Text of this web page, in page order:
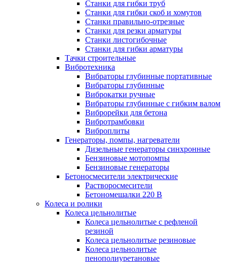
Станки для гибки труб
Станки для гибки скоб и хомутов
Станки правильно-отрезные
Станки для резки арматуры
Станки листогибочные
Станки для гибки арматуры
Тачки строительные
Вибротехника
Вибраторы глубинные портативные
Вибраторы глубинные
Виброкатки ручные
Вибраторы глубинные с гибким валом
Виброрейки для бетона
Вибротрамбовки
Виброплиты
Генераторы, помпы, нагреватели
Дизельные генераторы синхронные
Бензиновые мотопомпы
Бензиновые генераторы
Бетоносмесители электрические
Растворосмесители
Бетономешалки 220 В
Колеса и ролики
Колеса цельнолитые
Колеса цельнолитые с рефленой
резиной
Колеса цельнолитые резиновые
Колеса цельнолитые
пенополиуретановые